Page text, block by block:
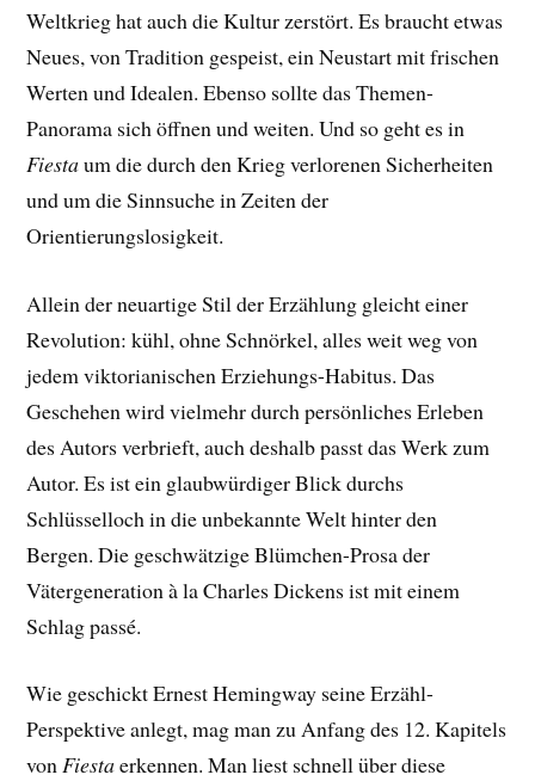
Weltkrieg hat auch die Kultur zerstört. Es braucht etwas
Neues, von Tradition gespeist, ein Neustart mit frischen
Werten und Idealen. Ebenso sollte das Themen-
Panorama sich öffnen und weiten. Und so geht es in
Fiestaum die durch den Krieg verlorenen Sicherheiten
und um die Sinnsuche in Zeiten der
Orientierungslosigkeit.
Allein der neuartige Stil der Erzählung gleicht einer
Revolution: kühl, ohne Schnörkel, alles weit weg von
jedem viktorianischen Erziehungs-Habitus. Das
Geschehen wird vielmehr durch persönliches Erleben
des Autors verbrieft, auch deshalb passt das Werk zum
Autor. Es ist ein glaubwürdiger Blick durchs
Schlüsselloch in die unbekannte Welt hinter den
Bergen. Die geschwätzige Blümchen-Prosa der
Vätergeneration à la Charles Dickens ist mit einem
Schlag passé.
Wie geschickt Ernest Hemingway seine Erzähl-
Perspektive anlegt, mag man zu Anfang des 12. Kapitels
vonFiestaerkennen. Man liest schnell über diese